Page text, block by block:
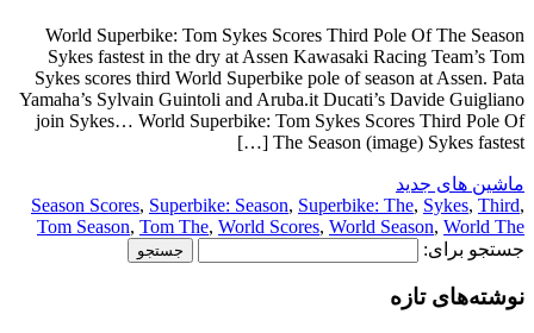
World Superbike: Tom Sykes Scores Third Pole Of The Season
Sykes fastest in the dry at Assen Kawasaki Racing Team’s Tom
Sykes scores third World Superbike pole of season at Assen. Pata
Yamaha’s Sylvain Guintoli and Aruba.it Ducati’s Davide Guigliano
join Sykes… World Superbike: Tom Sykes Scores Third Pole Of
The Season (image) Sykes fastest […]
ماشین های جدید
Season Scores, Superbike: Season, Superbike: The, Sykes, Third,
Tom Season, Tom The, World Scores, World Season, World The
جستجو برای:
نوشته‌های تازه